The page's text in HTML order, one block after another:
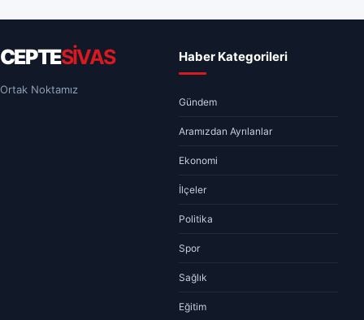
CEPTESİVAS
Ortak Noktamız
Haber Kategorileri
Gündem
Aramızdan Ayrılanlar
Ekonomi
İlçeler
Politika
Spor
Sağlık
Eğitim